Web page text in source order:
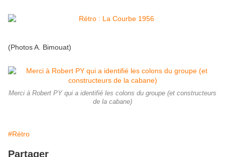
(Photos A. Bimouat)
Merci à Robert PY qui a identifié les colons du groupe (et constructeurs
de la cabane)
#Rétro
Partager